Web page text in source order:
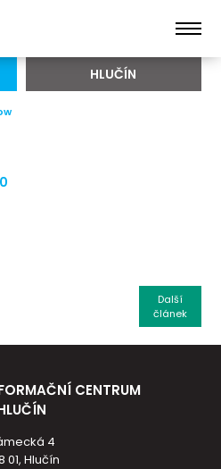
HLUČÍN
Další
článek
CENTRUM
4
01, Hlučín